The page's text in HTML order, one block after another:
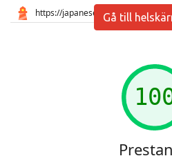
Gå till